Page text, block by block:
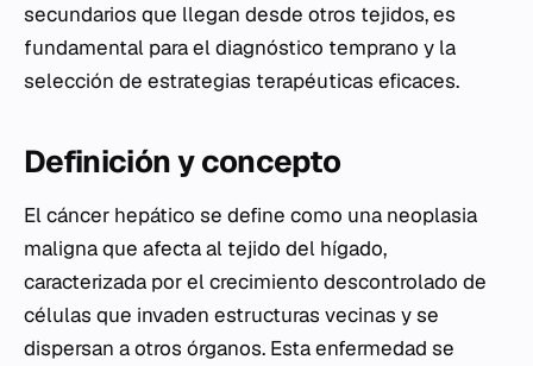
secundarios que llegan desde otros tejidos, es
fundamental para el diagnóstico temprano y la
selección de estrategias terapéuticas eficaces.
Definición y concepto
El cáncer hepático se define como una neoplasia
maligna que afecta al tejido del hígado,
caracterizada por el crecimiento descontrolado de
células que invaden estructuras vecinas y se
dispersan a otros órganos. Esta enfermedad se